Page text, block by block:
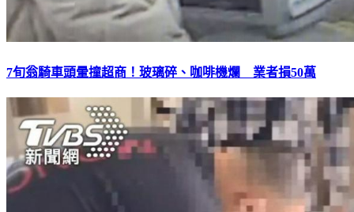
7旬翁騎車頭暈撞超商！玻璃碎、咖啡機爛 業者損50萬